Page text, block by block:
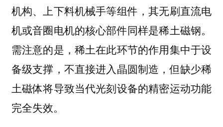
机构、上下料机械手等组件，其无刷直流电
机或音圈电机的核心部件同样是稀土磁钢。
需注意的是，稀土在此环节的作用集中于设
备级支撑，不直接进入晶圆制造，但缺少稀
土磁体将导致当代光刻设备的精密运动功能
完全失效。